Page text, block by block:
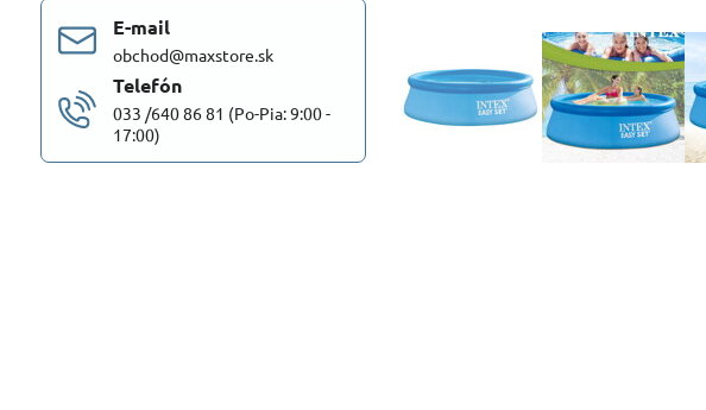
E-mail
obchod@maxstore.sk
Telefón
033 /640 86 81 (Po-Pia: 9:00 -
17:00)